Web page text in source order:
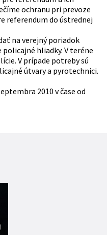
ochranu pri prevoze
referendum do ústrednej
na verejný poriadok
hliadky. V teréne
V prípade potreby sú
útvary a pyrotechnici.
2010 v čase od